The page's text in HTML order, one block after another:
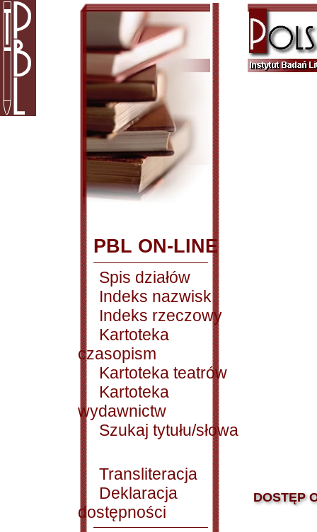
PBL ON-LINE
Spis działów
Indeks nazwisk
Indeks rzeczowy
Kartoteka
czasopism
Kartoteka teatrów
Kartoteka
wydawnictw
Szukaj tytułu/słowa
Transliteracja
Deklaracja
dostępności
DOSTĘP